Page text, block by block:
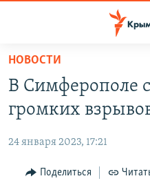
Вернуться
основному
содержанию
Вернутся
навигации
НОВОСТИ
СПЕЦПРОЕКТЫ
КАРТА ВОЕННЫХ ОБЪЕКТОВ
11 ЛЕТ ОККУПАЦИИ КРЫМА.
ВОДА
ИСТОРИЯ
ЕЩЕ
НОВОСТИ
В Симферополе
громких
24 января 2023, 17:21
Поделиться